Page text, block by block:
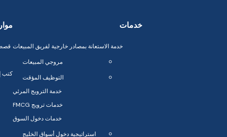
خدمات
خدمة الاستعانة بمصادر خارجية لفريق المبيعات
مروجي المبيعات
التوظيف المؤقت
خدمة الترويج المرئي
خدمات ترويج FMCG
خدمات دخول السوق
استراتيجية دخول أسواق الخليج
كتب